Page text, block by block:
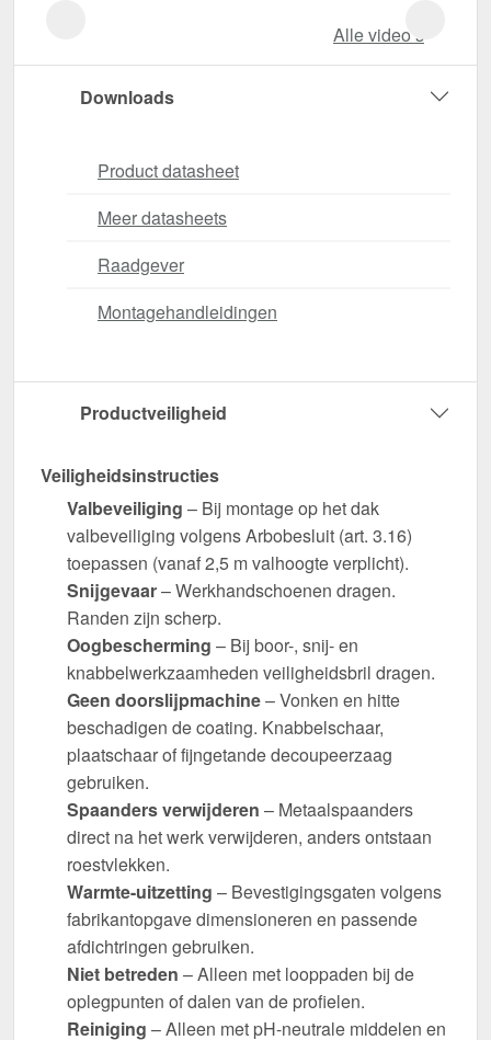
Alle video‘s
Downloads
Product datasheet
Meer datasheets
Raadgever
Montagehandleidingen
Productveiligheid
Veiligheidsinstructies
Valbeveiliging – Bij montage op het dak
valbeveiliging volgens Arbobesluit (art. 3.16)
toepassen (vanaf 2,5 m valhoogte verplicht).
Snijgevaar– Werkhandschoenen dragen.
Randen zijn scherp.
Oogbescherming – Bij boor-, snij- en
knabbelwerkzaamheden veiligheidsbril dragen.
Geen doorslijpmachine– Vonken en hitte
beschadigen de coating. Knabbelschaar,
plaatschaar of fijngetande decoupeerzaag
gebruiken.
Spaanders verwijderen – Metaalspaanders
direct na het werk verwijderen, anders ontstaan
roestvlekken.
Warmte-uitzetting – Bevestigingsgaten volgens
fabrikantopgave dimensioneren en passende
afdichtringen gebruiken.
Niet betreden – Alleen met looppaden bij de
oplegpunten of dalen van de profielen.
Reiniging – Alleen met pH-neutrale middelen en